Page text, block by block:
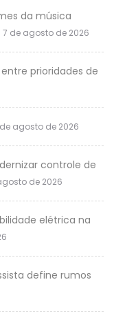
da música
7 de agosto de 2026
prioridades de
agosto de 2026
controle de
de 2026
elétrica na
define rumos